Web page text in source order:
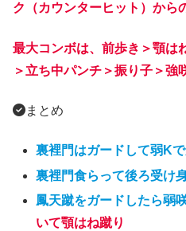
ク（カウンターヒット）から
最大コンボは、前歩き＞顎は
＞立ち中パンチ＞振り子＞強
まとめ
裏裡門はガードして弱K
裏裡門食らって後ろ受け
鳳天蹴をガードしたら弱
いて顎はね蹴り